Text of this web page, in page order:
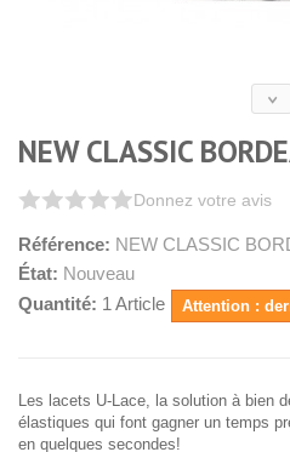
NEW CLASSIC
Donnez votre avis
Référence: NEW CLASSIC
État: Nouveau
Quantité: 1 Article Attention :
Les lacets U-Lace, la solution à bien
élastiques qui font gagner un temps
en quelques secondes!